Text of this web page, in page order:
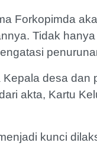
Forkopimda
Tidak
desa
akta, Kartu
kunci